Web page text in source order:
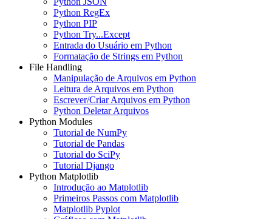
Python RegEx
Python PIP
Python Try...Except
Entrada do Usuário em Python
Formatação de Strings em Python
File Handling
Manipulação de Arquivos em Python
Leitura de Arquivos em Python
Escrever/Criar Arquivos em Python
Python Deletar Arquivos
Python Modules
Tutorial de NumPy
Tutorial de Pandas
Tutorial do SciPy
Tutorial Django
Python Matplotlib
Introdução ao Matplotlib
Primeiros Passos com Matplotlib
Matplotlib Pyplot